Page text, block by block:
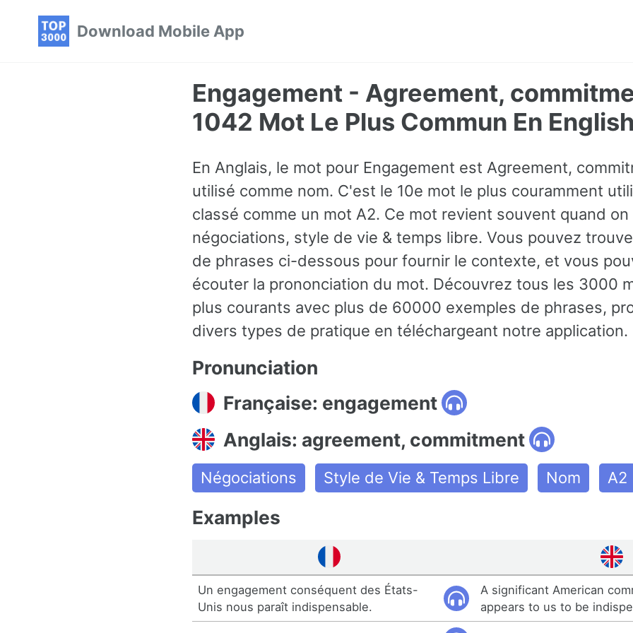
Download Mobile App
Engagement - Agreement,
1042 Mot Le Plus Commun En
En Anglais, le mot pour Engagement est Agreement,
utilisé comme nom. C'est le 10e mot le plus couramment
classé comme un mot A2. Ce mot revient souvent quand on
négociations, style de vie & temps libre. Vous pouvez
de phrases ci-dessous pour fournir le contexte, et vous
écouter la prononciation du mot. Découvrez tous les 3000
plus courants avec plus de 60000 exemples de phrases,
divers types de pratique en téléchargeant notre application.
Pronunciation
Française: engagement
Anglais: agreement, commitment
Négociations Style de Vie & Temps Libre Nom A2
Examples
Un engagement conséquent des États-
Unis nous paraît indispensable.
A significant American
appears to us to be